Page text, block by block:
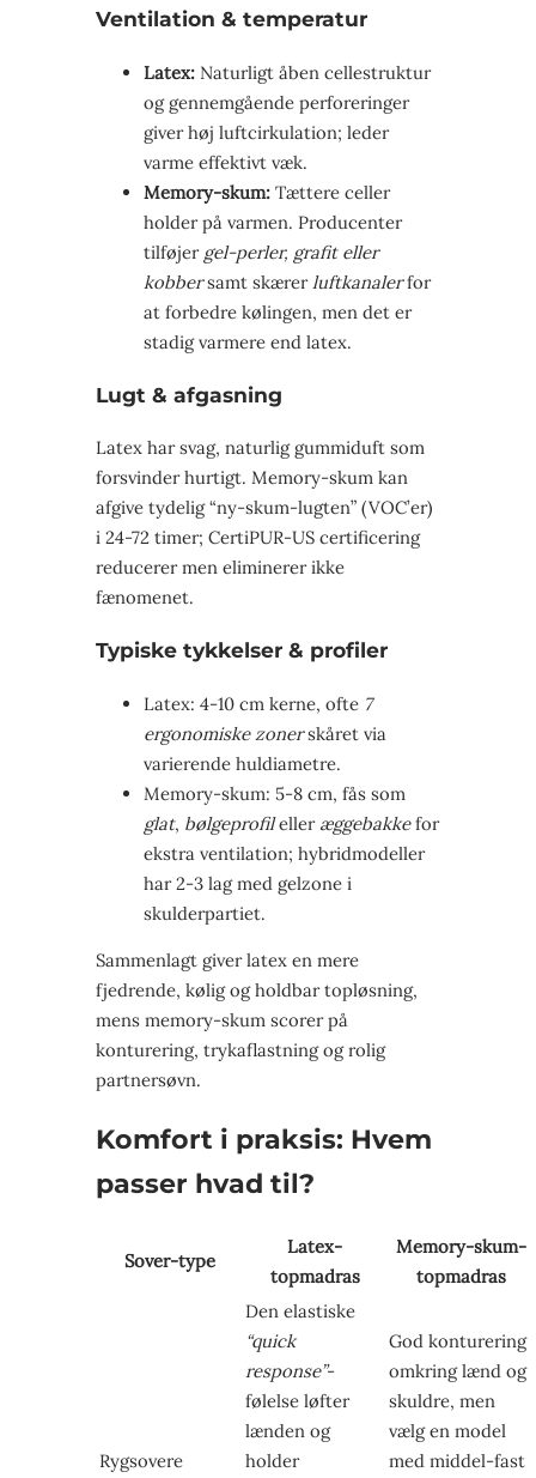
Ventilation & temperatur
Latex: Naturligt åben cellestruktur
og gennemgående perforeringer
giver høj luftcirkulation; leder
varme effektivt væk.
Memory-skum: Tættere celler
holder på varmen. Producenter
tilføjer gel-perler, grafit eller
kobbersamt skærer luftkanalerfor
at forbedre kølingen, men det er
stadig varmere end latex.
Lugt & afgasning
Latex har svag, naturlig gummiduft som
forsvinder hurtigt. Memory-skum kan
afgive tydelig “ny-skum-lugten” (VOC’er)
i 24-72 timer; CertiPUR-US certificering
reducerer men eliminerer ikke
fænomenet.
Typiske tykkelser & profiler
Latex: 4-10 cm kerne, ofte 7
ergonomiske zonerskåret via
varierende huldiametre.
Memory-skum: 5-8 cm, fås som
glat, bølgeprofileller æggebakkefor
ekstra ventilation; hybridmodeller
har 2-3 lag med gelzone i
skulderpartiet.
Sammenlagt giver latex en mere
fjedrende, kølig og holdbar topløsning,
mens memory-skum scorer på
konturering, trykaflastning og rolig
partnersøvn.
Komfort i praksis: Hvem
passer hvad til?
Sover-type
Latex-
topmadras
Memory-skum-
topmadras
Rygsovere
Den elastiske
“quick
response”-
følelse løfter
lænden og
holder
God konturering
omkring lænd og
skuldre, men
vælg en model
med middel-fast